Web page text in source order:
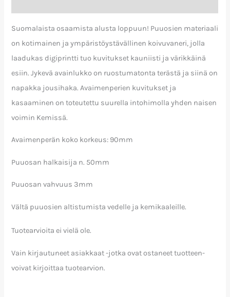
Suomalaista osaamista alusta loppuun! Puuosien materiaali
on kotimainen ja ympäristöystävällinen koivuvaneri, jolla
laadukas digiprintti tuo kuvitukset kauniisti ja värikkäinä
esiin. Jykevä avainlukko on ruostumatonta terästä ja siinä on
napakka jousihaka. Avaimenperien kuvitukset ja
kasaaminen on toteutettu suurella intohimolla yhden naisen
voimin Kemissä.
Avaimenperän koko korkeus: 90mm
Puuosan halkaisija n. 50mm
Puuosan vahvuus 3mm
Vältä puuosien altistumista vedelle ja kemikaaleille.
Tuotearvioita ei vielä ole.
Vain kirjautuneet asiakkaat -jotka ovat ostaneet tuotteen-
voivat kirjoittaa tuotearvion.